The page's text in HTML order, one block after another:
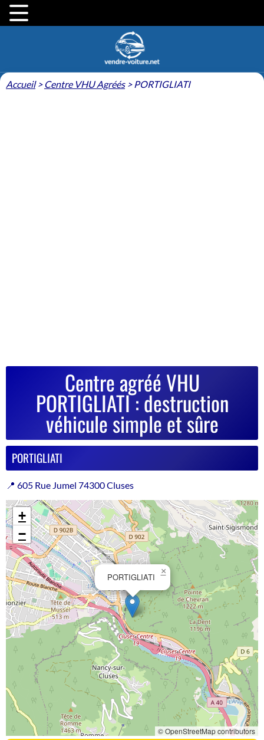
Accueil> Centre VHU Agréés> PORTIGLIATI
Centre agréé VHU
PORTIGLIATI : destruction
véhicule simple et sûre
PORTIGLIATI
📍 605 Rue Jumel 74300 Cluses
PORTIGLIATI
×
+
−
© OpenStreetMap contributors